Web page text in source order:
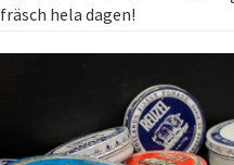
fräsch hela dagen!